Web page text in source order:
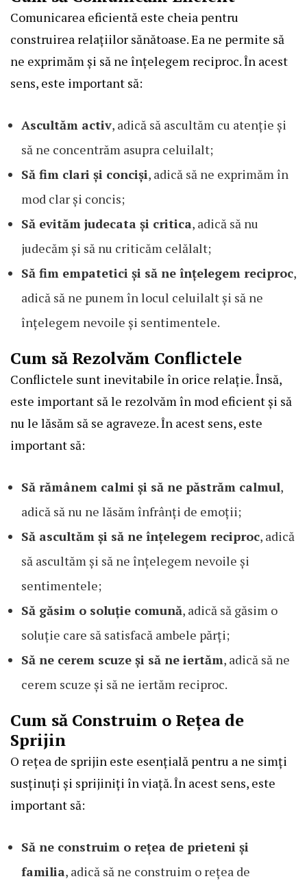
Comunicarea eficientă este cheia pentru
construirea relațiilor sănătoase. Ea ne permite să
ne exprimăm și să ne înțelegem reciproc. În acest
sens, este important să:
Ascultăm activ, adică să ascultăm cu atenție și
să ne concentrăm asupra celuilalt;
Să fim clari și concişi, adică să ne exprimăm în
mod clar și concis;
Să evităm judecata și critica, adică să nu
judecăm și să nu criticăm celălalt;
Să fim empatetici și să ne înțelegem reciproc,
adică să ne punem în locul celuilalt și să ne
înțelegem nevoile și sentimentele.
Cum să Rezolvăm Conflictele
Conflictele sunt inevitabile în orice relație. Însă,
este important să le rezolvăm în mod eficient și să
nu le lăsăm să se agraveze. În acest sens, este
important să:
Să rămânem calmi și să ne păstrăm calmul,
adică să nu ne lăsăm înfrânți de emoții;
Să ascultăm și să ne înțelegem reciproc, adică
să ascultăm și să ne înțelegem nevoile și
sentimentele;
Să găsim o soluție comună, adică să găsim o
soluție care să satisfacă ambele părți;
Să ne cerem scuze și să ne iertăm, adică să ne
cerem scuze și să ne iertăm reciproc.
Cum să Construim o Rețea de
Sprijin
O rețea de sprijin este esențială pentru a ne simți
susținuți și sprijiniți în viață. În acest sens, este
important să:
Să ne construim o rețea de prieteni și
familia, adică să ne construim o rețea de